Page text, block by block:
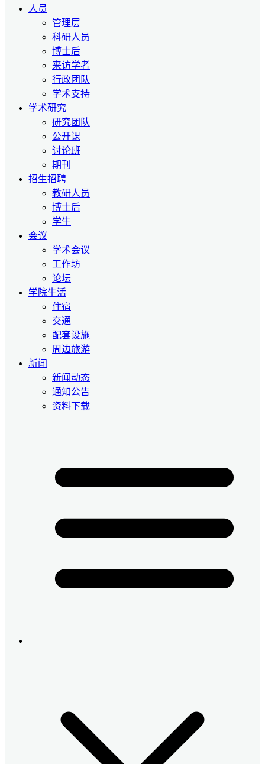
人员
管理层
科研人员
博士后
来访学者
行政团队
学术支持
学术研究
研究团队
公开课
讨论班
期刊
招生招聘
教研人员
博士后
学生
会议
学术会议
工作坊
论坛
学院生活
住宿
交通
配套设施
周边旅游
新闻
新闻动态
通知公告
资料下载